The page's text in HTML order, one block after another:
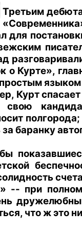
Третьим
для
о Курте»,
Курт
свою
баранку
-- при
что ж это